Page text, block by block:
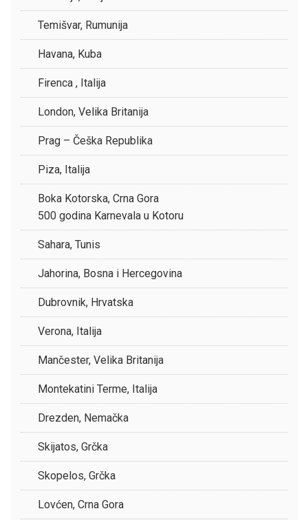
Temišvar, Rumunija
Havana, Kuba
Firenca , Italija
London, Velika Britanija
Prag – Češka Republika
Piza, Italija
Boka Kotorska, Crna Gora
500 godina Karnevala u Kotoru
Sahara, Tunis
Jahorina, Bosna i Hercegovina
Dubrovnik, Hrvatska
Verona, Italija
Mančester, Velika Britanija
Montekatini Terme, Italija
Drezden, Nemačka
Skijatos, Grčka
Skopelos, Grčka
Lovćen, Crna Gora